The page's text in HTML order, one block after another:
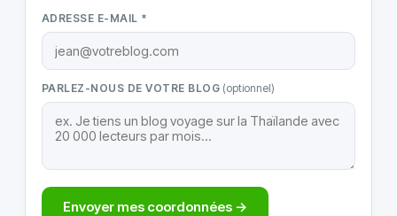
ADRESSE E-MAIL *
PARLEZ-NOUS DE VOTRE BLOG (optionnel)
Envoyer mes coordonnées →